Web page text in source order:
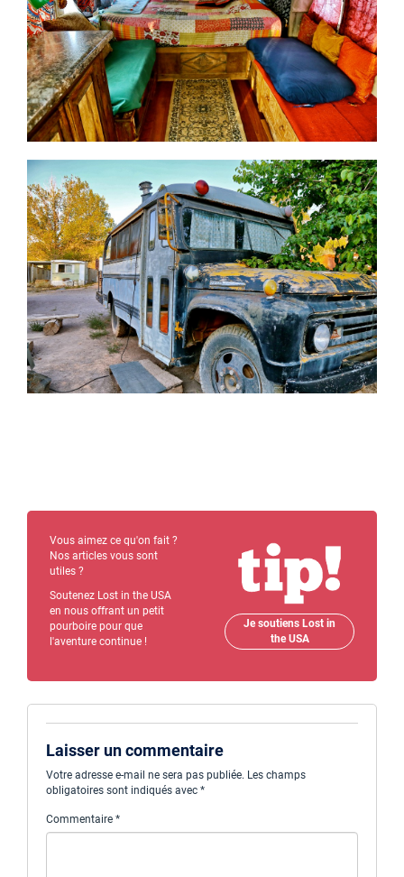
Vous aimez ce qu'on fait ?
Nos articles vous sont
utiles ?
Soutenez Lost in the USA
en nous offrant un petit
pourboire pour que
l'aventure continue !
Je soutiens Lost in
the USA
Laisser un commentaire
Votre adresse e-mail ne sera pas publiée. Les champs
obligatoires sont indiqués avec *
Commentaire *